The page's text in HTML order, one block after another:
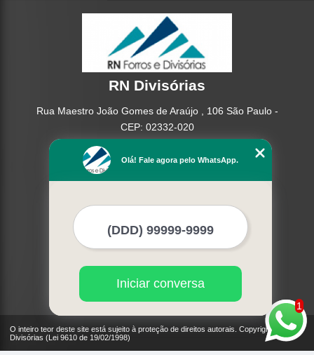
RN Divisórias
Rua Maestro João Gomes de Araújo , 106 São Paulo -
CEP: 02332-020
Missão
Mapa do site
O inteiro teor deste site está sujeito à proteção de direitos autorais. Copyright© RN
Divisórias (Lei 9610 de 19/02/1998)
1
Olá! Fale agora pelo WhatsApp.
Iniciar conversa